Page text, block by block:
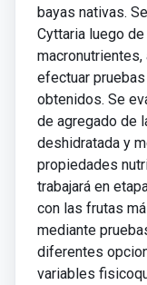
bayas nativas.
Cyttaria luego
efectuar
obtenidos. Se
de agregado de
deshidratada y
propiedades
trabajará en
con las frutas
mediante
diferentes
variables